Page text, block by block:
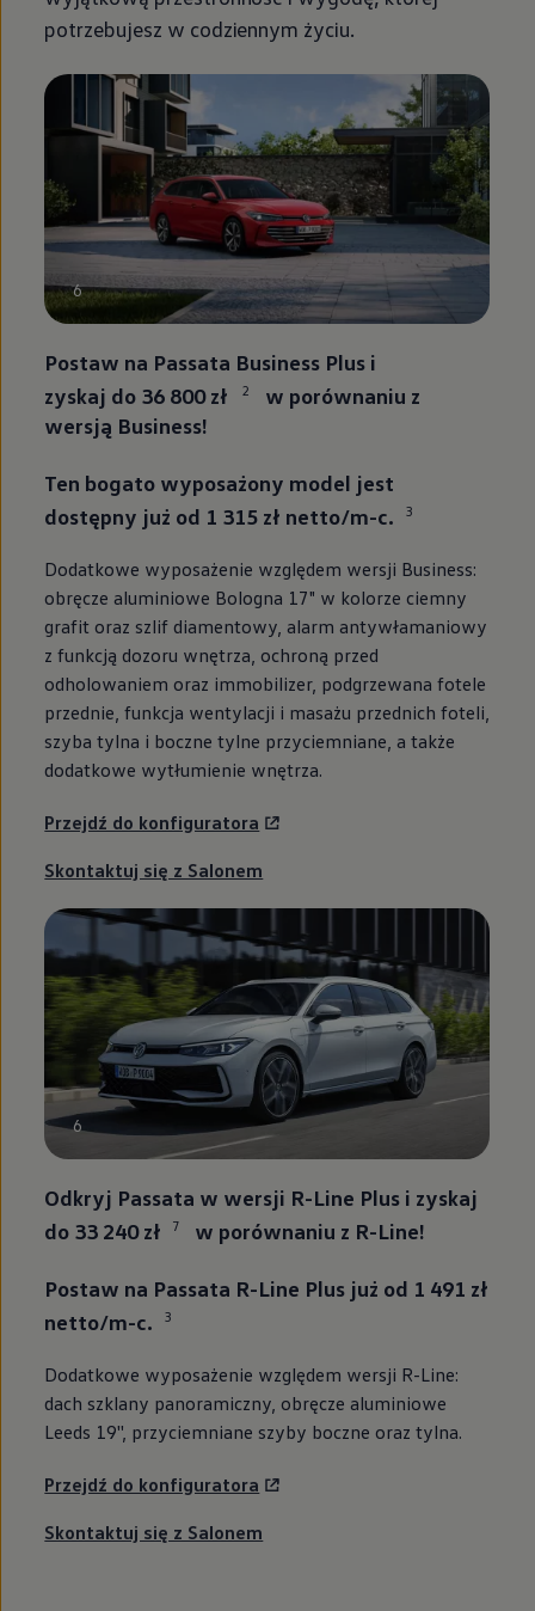
potrzebujesz w codziennym życiu.
6
Postaw na Passata Business Plus i
zyskaj do 36 800 zł
2
w porównaniu z
wersją Business!
Ten bogato wyposażony model jest
dostępny już od 1 315 zł netto/m-c.
3
Dodatkowe wyposażenie względem wersji Business:
obręcze aluminiowe Bologna 17" w kolorze ciemny
grafit oraz szlif diamentowy, alarm antywłamaniowy
z funkcją dozoru wnętrza, ochroną przed
odholowaniem oraz immobilizer, podgrzewana fotele
przednie, funkcja wentylacji i masażu przednich foteli,
szyba tylna i boczne tylne przyciemniane, a także
dodatkowe wytłumienie wnętrza.
Przejdź do konfiguratora
Skontaktuj się z Salonem
6
Odkryj Passata w wersji R-Line Plus i zyskaj
do 33 240 zł
7 w porównaniu z R-Line!
Postaw na Passata R-Line Plus już od 1 491 zł
netto/m-c.
3
Dodatkowe wyposażenie względem wersji R-Line:
dach szklany panoramiczny, obręcze aluminiowe
Leeds 19'', przyciemniane szyby boczne oraz tylna.
Przejdź do konfiguratora
Skontaktuj się z Salonem